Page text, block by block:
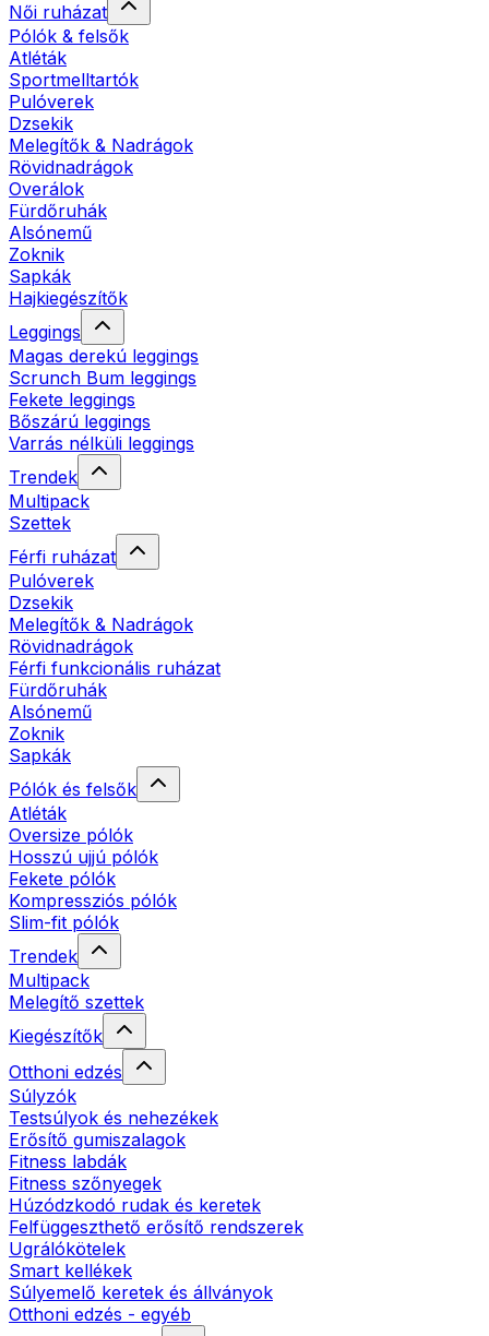
Női ruházat
Pólók & felsők
Atléták
Sportmelltartók
Pulóverek
Dzsekik
Melegítők & Nadrágok
Rövidnadrágok
Overálok
Fürdőruhák
Alsónemű
Zoknik
Sapkák
Hajkiegészítők
Leggings
Magas derekú leggings
Scrunch Bum leggings
Fekete leggings
Bőszárú leggings
Varrás nélküli leggings
Trendek
Multipack
Szettek
Férfi ruházat
Pulóverek
Dzsekik
Melegítők & Nadrágok
Rövidnadrágok
Férfi funkcionális ruházat
Fürdőruhák
Alsónemű
Zoknik
Sapkák
Pólók és felsők
Atléták
Oversize pólók
Hosszú ujjú pólók
Fekete pólók
Kompressziós pólók
Slim-fit pólók
Trendek
Multipack
Melegítő szettek
Kiegészítők
Otthoni edzés
Súlyzók
Testsúlyok és nehezékek
Erősítő gumiszalagok
Fitness labdák
Fitness szőnyegek
Húzódzkodó rudak és keretek
Felfüggeszthető erősítő rendszerek
Ugrálókötelek
Smart kellékek
Súlyemelő keretek és állványok
Otthoni edzés - egyéb